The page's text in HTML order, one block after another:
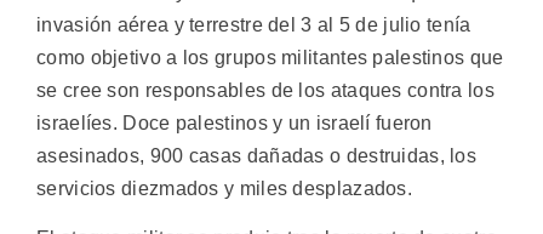
invasión aérea y terrestre del 3 al 5 de julio tenía
como objetivo a los grupos militantes palestinos que
se cree son responsables de los ataques contra los
israelíes. Doce palestinos y un israelí fueron
asesinados, 900 casas dañadas o destruidas, los
servicios diezmados y miles desplazados.